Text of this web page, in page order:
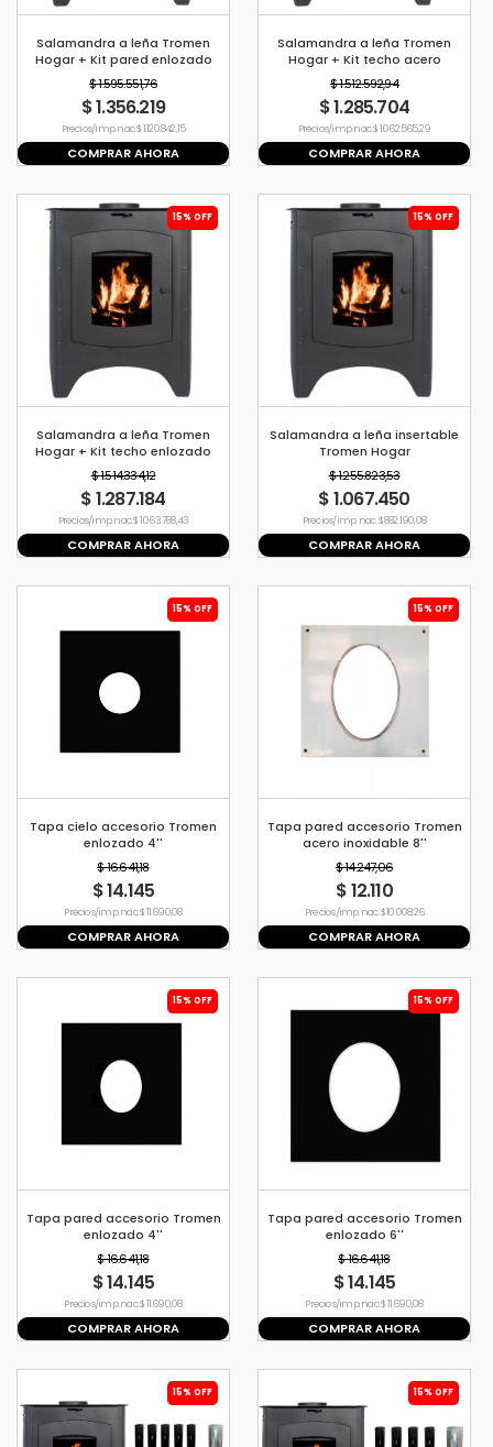
Salamandra a leña Tromen
Hogar + Kit pared enlozado
$ 1.595.551,76
$ 1.356.219
Precio s/imp. nac. $ 1.120.842,15
COMPRAR AHORA
Salamandra a leña Tromen
Hogar + Kit techo acero
inoxidable
$ 1.512.592,94
$ 1.285.704
Precio s/imp. nac. $ 1.062.565,29
COMPRAR AHORA
15% OFF
Salamandra a leña Tromen
Hogar + Kit techo enlozado
$ 1.514.334,12
$ 1.287.184
Precio s/imp. nac. $ 1.063.788,43
COMPRAR AHORA
15% OFF
Salamandra a leña insertable
Tromen Hogar
$ 1.255.823,53
$ 1.067.450
Precio s/imp. nac. $ 882.190,08
COMPRAR AHORA
15% OFF
Tapa cielo accesorio Tromen
enlozado 4''
$ 16.641,18
$ 14.145
Precio s/imp. nac. $ 11.690,08
COMPRAR AHORA
15% OFF
Tapa pared accesorio Tromen
acero inoxidable 8''
$ 14.247,06
$ 12.110
Precio s/imp. nac. $ 10.008,26
COMPRAR AHORA
15% OFF
Tapa pared accesorio Tromen
enlozado 4''
$ 16.641,18
$ 14.145
Precio s/imp. nac. $ 11.690,08
COMPRAR AHORA
15% OFF
Tapa pared accesorio Tromen
enlozado 6''
$ 16.641,18
$ 14.145
Precio s/imp. nac. $ 11.690,08
COMPRAR AHORA
15% OFF 15% OFF